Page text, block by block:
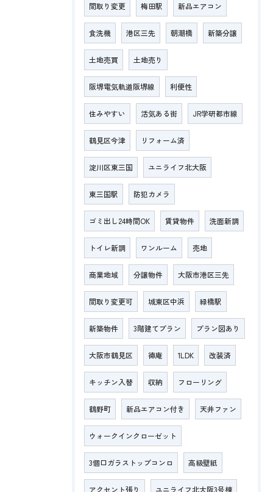
間取り変更 梅田駅 新品エアコン
食洗機 港区三先 朝潮橋 新築分譲
土地売買 土地売り
阪堺電気軌道阪堺線 利便性
住みやすい 活気ある街 JR学研都市線
鶴見区今津 リフォーム済
淀川区東三国 ユニライフ北大阪
東三国駅 防犯カメラ
ゴミ出し24時間OK 賃貸物件 洗面新調
トイレ新調 ワンルーム 売地
商業地域 分譲物件 大阪市港区三先
間取り変更可 城東区中浜 緑橋駅
新築物件 3階建てプラン プラン図あり
大阪市鶴見区 徳庵 1LDK 改装済
キッチン入替 収納 フローリング
鶴野町 新品エアコン付き 天井ファン
ウォークインクローゼット
3個口ガラストップコンロ 高級壁紙
アクセント張り ユニライフ北大阪3号棟